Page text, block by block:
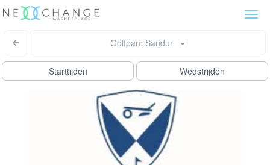
Golfparc Sandur
Starttijden Wedstrijden